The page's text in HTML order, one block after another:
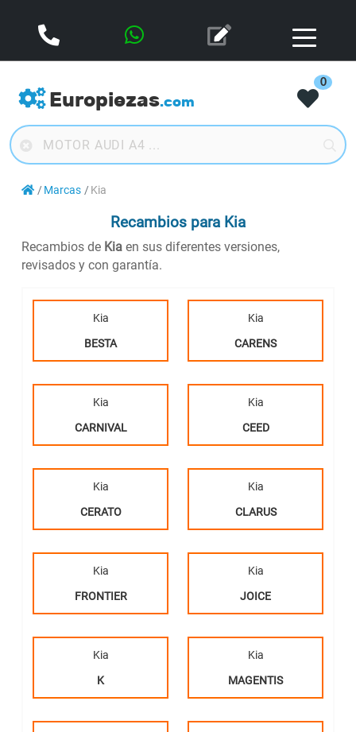
Europiezas.com
0
Marcas Kia
Recambios para Kia
Recambios de Kia en sus diferentes versiones,
revisados y con garantía.
Kia
BESTA
Kia
CARENS
Kia
CARNIVAL
Kia
CEED
Kia
CERATO
Kia
CLARUS
Kia
FRONTIER
Kia
JOICE
Kia
K
Kia
MAGENTIS